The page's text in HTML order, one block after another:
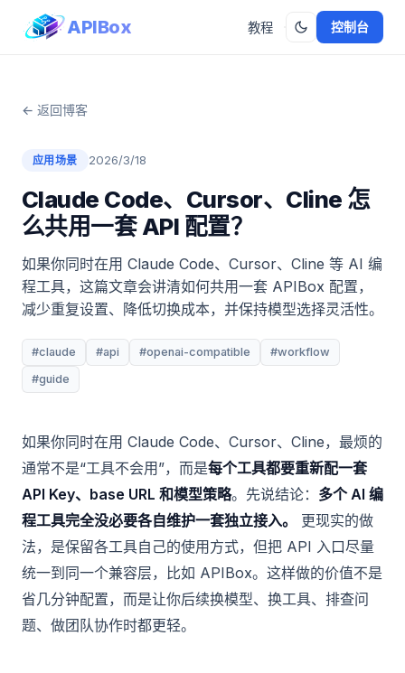
APIBox 教程 控制台
← 返回博客
应用场景 2026/3/18
Claude Code、Cursor、Cline 怎
么共用一套 API 配置？
如果你同时在用 Claude Code、Cursor、Cline 等 AI 编
程工具，这篇文章会讲清如何共用一套 APIBox 配置，
减少重复设置、降低切换成本，并保持模型选择灵活性。
#claude #api #openai-compatible
#workflow
#guide
如果你同时在用 Claude Code、Cursor、Cline，最烦的
通常不是“工具不会用”，而是每个工具都要重新配一套
API Key、base URL 和模型策略。先说结论： 多个 AI 编
程工具完全没必要各自维护一套独立接入。
更现实的做
法，是保留各工具自己的使用方式，但把 API 入口尽量
统一到同一个兼容层，比如 APIBox。这样做的价值不是
省几分钟配置，而是让你后续换模型、换工具、排查问
题、做团队协作时都更轻。